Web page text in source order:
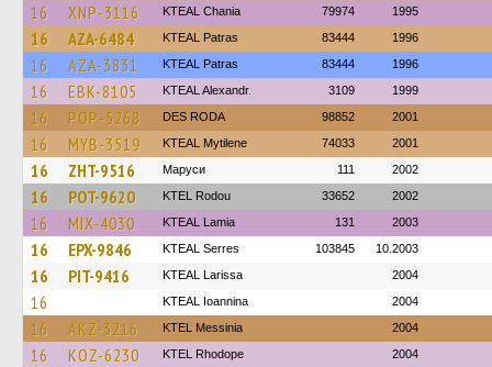
16 XNP-3116 KTEAL Chania 79974 1995
16 AZA-6484 KTEAL Patras 83444 1996
16 AZA-3831 KTEAL Patras 83444 1996
16 EBK-8105 KTEAL Alexandr. 3109 1999
16 POP-5268 DES RODA 98852 2001
16 MYB-3519 KTEAL Mytilene 74033 2001
16 ZHT-9516 Маруси 111 2002
16 POT-9620 ΚΤΕL Rodou 33652 2002
16 MIX-4030 KTEAL Lamia 131 2003
16 EPX-9846 KTEAL Serres 103845 10.2003
16 PIT-9416 KTEAL Larissa 2004
16 KTEAL Ioannina 2004
16 AKZ-3216 KTEL Messinia 2004
16 KOZ-6230 KTEL Rhodope 2004